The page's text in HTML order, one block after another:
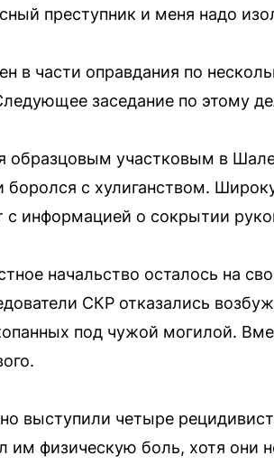
преступник и меня надо
в части оправдания по
заседание по этому
образцовым участковым в
с хулиганством.
информацией о сокрытии
начальство осталось на
СКР отказались
под чужой могилой.
выступили четыре
им физическую боль, хотя они